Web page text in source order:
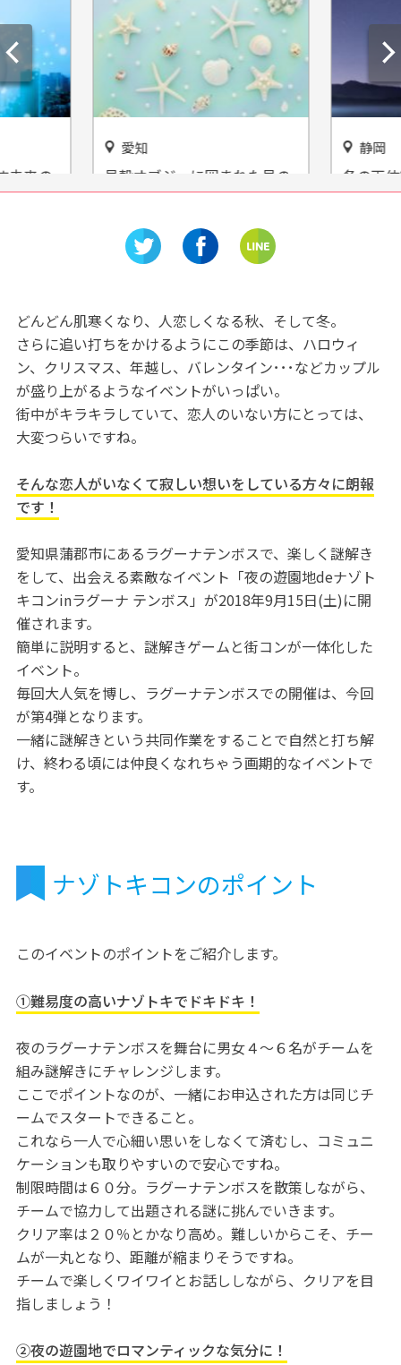
未来の
愛知
貝殻オブジェに囲まれた貝の
テーマパーク「竹島ファンタ
静岡
冬の天
る♡『
どんどん肌寒くなり、人恋しくなる秋、そして冬。
さらに追い打ちをかけるようにこの季節は、ハロウィ
ン、クリスマス、年越し、バレンタイン･･･などカップル
が盛り上がるようなイベントがいっぱい。
街中がキラキラしていて、恋人のいない方にとっては、
大変つらいですね。
そんな恋人がいなくて寂しい想いをしている方々に朗報
です！
愛知県蒲郡市にあるラグーナテンボスで、楽しく謎解き
をして、出会える素敵なイベント「夜の遊園地deナゾト
キコンinラグーナ テンボス」が2018年9月15日(土)に開
催されます。
簡単に説明すると、謎解きゲームと街コンが一体化した
イベント。
毎回大人気を博し、ラグーナテンボスでの開催は、今回
が第4弾となります。
一緒に謎解きという共同作業をすることで自然と打ち解
け、終わる頃には仲良くなれちゃう画期的なイベントで
す。
ナゾトキコンのポイント
このイベントのポイントをご紹介します。
①難易度の高いナゾトキでドキドキ！
夜のラグーナテンボスを舞台に男女４～６名がチームを
組み謎解きにチャレンジします。
ここでポイントなのが、一緒にお申込された方は同じチ
ームでスタートできること。
これなら一人で心細い思いをしなくて済むし、コミュニ
ケーションも取りやすいので安心ですね。
制限時間は６０分。ラグーナテンボスを散策しながら、
チームで協力して出題される謎に挑んでいきます。
クリア率は２０％とかなり高め。難しいからこそ、チー
ムが一丸となり、距離が縮まりそうですね。
チームで楽しくワイワイとお話ししながら、クリアを目
指しましょう！
②夜の遊園地でロマンティックな気分に！